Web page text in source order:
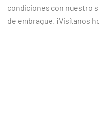
condiciones con nuestro
de embrague. ¡Visítanos